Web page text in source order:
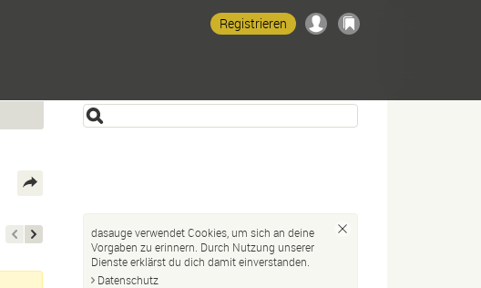
Registrieren
dasauge verwendet Cookies, um sich an deine
Vorgaben zu erinnern. Durch Nutzung unserer
Dienste erklärst du dich damit einverstanden.
Datenschutz